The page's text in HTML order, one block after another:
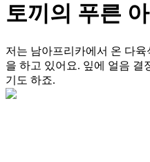
토끼의 푸른
저는 남아프리카에서 온 다
을 하고 있어요. 잎에 얼음 결
기도 하죠.